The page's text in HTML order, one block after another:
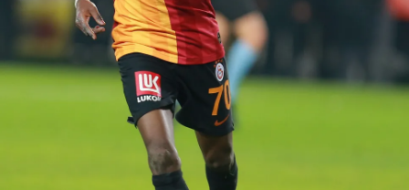
Sitemizde kendimize ve üçüncü kişilere ait çerezler
kullanılmaktadır. Bu çerezler vasıtasıyla çeşitli kişisel
verileriniz işlenmekte olup gerekli olan çerezler bilgi
toplumu hizmetlerinin sunulması amacıyla
kullanılmaktadır. Diğer çerezler, sitemizin daha işlevsel
kılınması ve kişiselleştirilmesi ve sizlere yönelik
reklam/pazarlama faaliyetlerinin yapılması, amaçlarıyla
sınırlı olarak açık rızanız dahilinde kullanılacaktır.